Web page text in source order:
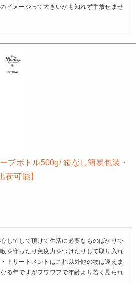
イメージって大きいかも知れず手放せませ
ブボトル500g/ 箱なし簡易包装・
荷可能】
してして頂けて生活に必要なものばかりで
を守ったり免疫力をつけたりして取り入れ
トリートメントはこれ以外他の物は違えま
る年ですがフワワフで年齢より若く見られ